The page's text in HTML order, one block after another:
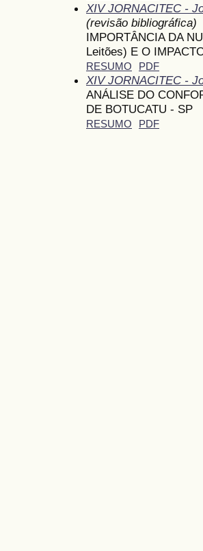
XIV JORNACITEC -
(revisão bibliográfica)
IMPORTÂNCIA DA
Leitões) E O
RESUMO PDF
XIV JORNACITEC -
ANÁLISE DO
DE BOTUCATU - SP
RESUMO PDF